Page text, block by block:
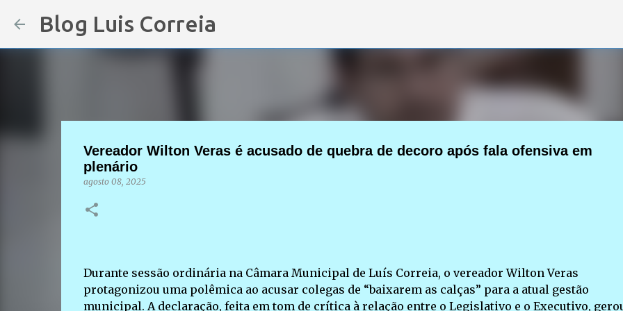
Blog Luis Correia
Vereador Wilton Veras é acusado de quebra de decoro após fala ofensiva em
plenário
agosto 08, 2025
Durante sessão ordinária na Câmara Municipal de Luís Correia, o vereador Wilton Veras
protagonizou uma polêmica ao acusar colegas de “baixarem as calças” para a atual gestão
municipal. A declaração, feita em tom de crítica à relação entre o Legislativo e o Executivo,